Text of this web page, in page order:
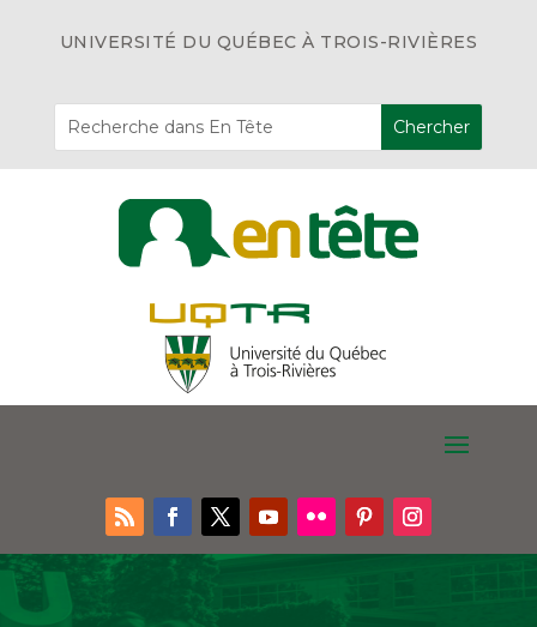
UNIVERSITÉ DU QUÉBEC À TROIS-RIVIÈRES